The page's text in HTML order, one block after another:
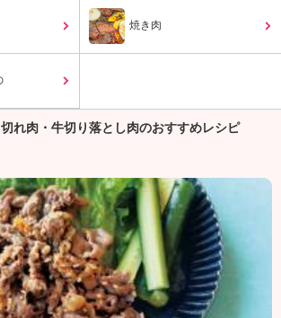
シ
ル
み
の
き
ょ
う
の
料
理
」
焼き肉
れ肉・牛切り落とし肉のおすすめレシピ